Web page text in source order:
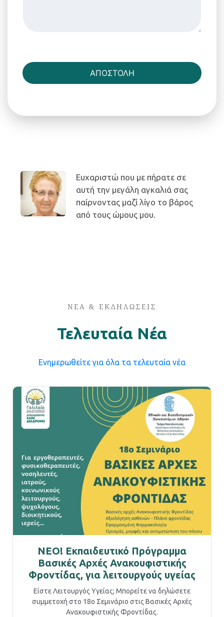
ΑΠΟΣΤΟΛΗ
Ευχαριστώ που με πήρατε σε
αυτή την μεγάλη αγκαλιά σας
παίρνοντας μαζί λίγο το βάρος
από τους ώμους μου.
ΝΕΑ & ΕΚΔΗΛΩΣΕΙΣ
Τελευταία Νέα
Eνημερωθείτε για όλα τα τελευταία νέα
ΝΕΟ! Εκπαιδευτικό Πρόγραμμα
Bασικές Αρχές Ανακουφιστικής
Φροντίδας, για λειτουργούς υγείας
Είστε Λειτουργός Υγείας; Μπορείτε να δηλώσετε
συμμετοχή στο 18ο Σεμινάριο στις Βασικές Αρχές
Ανακουφιστικής Φροντίδας.